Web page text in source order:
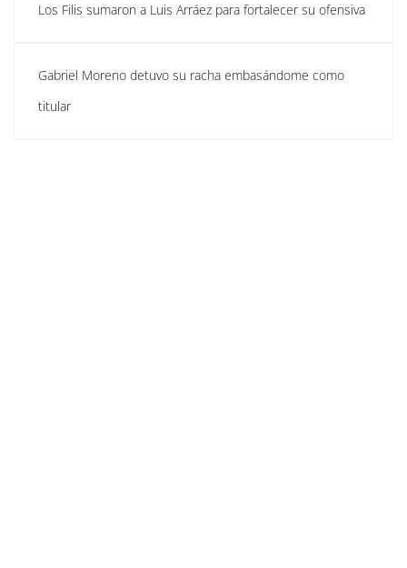
Los Filis sumaron a Luis Arráez para fortalecer su ofensiva
Gabriel Moreno detuvo su racha embasándome como
titular